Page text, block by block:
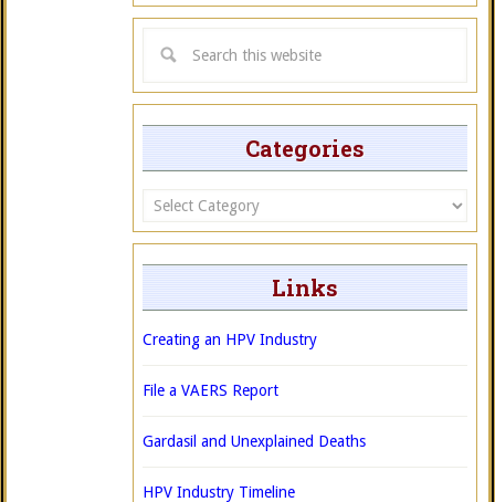
Categories
Categories
Links
Creating an HPV Industry
File a VAERS Report
Gardasil and Unexplained Deaths
HPV Industry Timeline